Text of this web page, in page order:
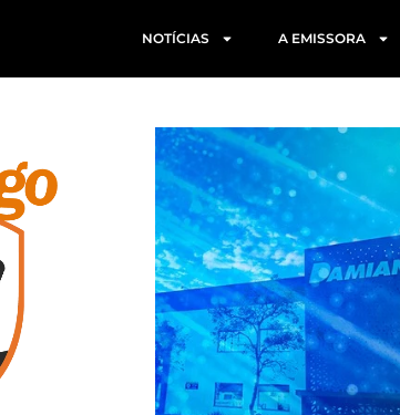
NOTÍCIAS A EMISSORA